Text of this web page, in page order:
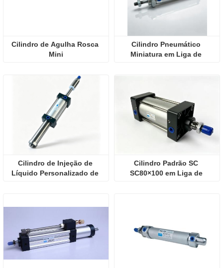
Cilindro de Agulha Rosca
Mini
Cilindro Pneumático
Miniatura em Liga de
Cilindro de Injeção de
Líquido Personalizado de
Cilindro Padrão SC
SC80×100 em Liga de